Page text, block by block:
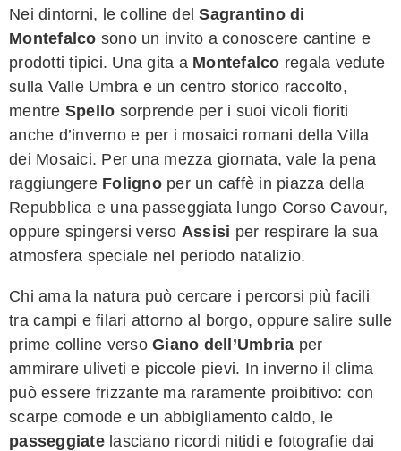
Nei dintorni, le colline delSagrantino di
Montefalco sono un invito a conoscere cantine e
prodotti tipici. Una gita a Montefalco regala vedute
sulla Valle Umbra e un centro storico raccolto,
mentre Spello sorprende per i suoi vicoli fioriti
anche d’inverno e per i mosaici romani della Villa
dei Mosaici. Per una mezza giornata, vale la pena
raggiungere Folignoper un caffè in piazza della
Repubblica e una passeggiata lungo Corso Cavour,
oppure spingersi verso Assisi per respirare la sua
atmosfera speciale nel periodo natalizio.
Chi ama la natura può cercare i percorsi più facili
tra campi e filari attorno al borgo, oppure salire sulle
prime colline verso Giano dell’Umbria per
ammirare uliveti e piccole pievi. In inverno il clima
può essere frizzante ma raramente proibitivo: con
scarpe comode e un abbigliamento caldo, le
passeggiatelasciano ricordi nitidi e fotografie dai